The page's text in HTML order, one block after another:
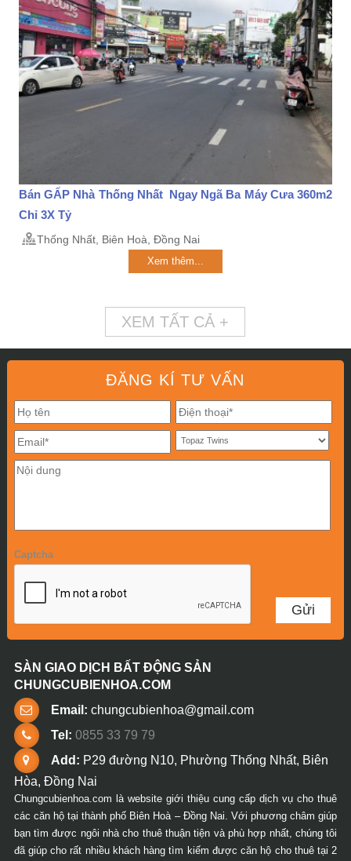
Bán GẤP Nhà Thống Nhất Ngay Ngã Ba Máy Cưa 360m2
Chỉ 3X Tỷ
Thống Nhất, Biên Hoà, Đồng Nai
Xem thêm...
XEM TẤT CẢ +
ĐĂNG KÍ TƯ VẤN
Captcha
SÀN GIAO DỊCH BẤT ĐỘNG SẢN
CHUNGCUBIENHOA.COM
Email: chungcubienhoa@gmail.com
Tel: 0855 33 79 79
Add: P29 đường N10, Phường Thống Nhất, Biên
Hòa, Đồng Nai
Chungcubienhoa.com là website giới thiệu cung cấp dịch vụ cho thuê
các căn hộ tại thành phố Biên Hoà – Đồng Nai. Với phương châm giúp
bạn tìm được ngôi nhà cho thuê thuận tiện và phù hợp nhất, chúng tôi
đã giúp cho rất nhiều khách hàng tìm kiếm được căn hộ cho thuê tại 2